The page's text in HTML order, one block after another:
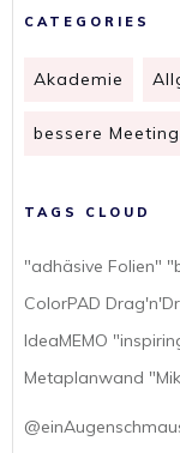
CATEGORIES
Akademie
bessere
TAGS CLOUD
"adhäsive Folien"
ColorPAD
IdeaMEMO
Metaplanwand